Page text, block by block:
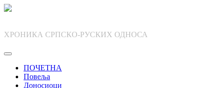
Skip
ХРОНИКА СРПСКО-РУСКИХ ОДНОСА
ПОЧЕТНА
Повеља
Доносиоци